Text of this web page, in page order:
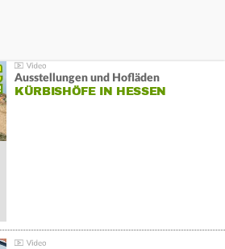
Ausstellungen und Hofläden
KÜRBISHÖFE IN HESSEN